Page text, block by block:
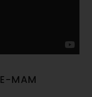
MAM